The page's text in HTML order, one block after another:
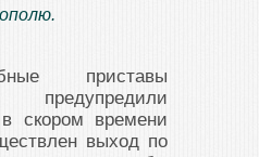
приставы
скором времени
выход по